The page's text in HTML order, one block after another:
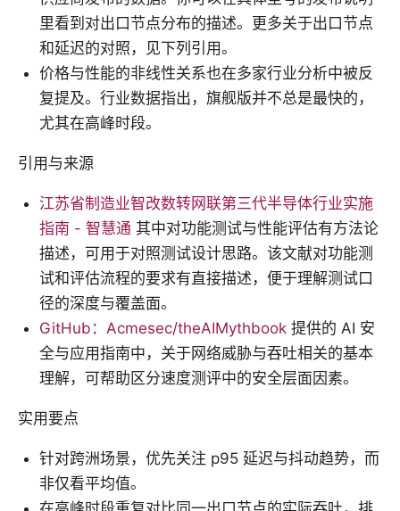
里看到对出口节点分布的描述。更多关于出口节点
和延迟的对照，见下列引用。
价格与性能的非线性关系也在多家行业分析中被反
复提及。行业数据指出，旗舰版并不总是最快的，
尤其在高峰时段。
引用与来源
江苏省制造业智改数转网联第三代半导体行业实施
指南 - 智慧通 其中对功能测试与性能评估有方法论
描述，可用于对照测试设计思路。该文献对功能测
试和评估流程的要求有直接描述，便于理解测试口
径的深度与覆盖面。
GitHub：Acmesec/theAIMythbook 提供的 AI 安
全与应用指南中，关于网络威胁与吞吐相关的基本
理解，可帮助区分速度测评中的安全层面因素。
实用要点
针对跨洲场景，优先关注 p95 延迟与抖动趋势，而
非仅看平均值。